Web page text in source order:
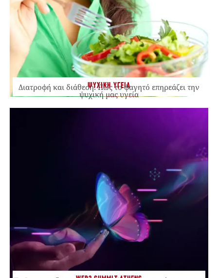
ΨΥΧΙΚΗ ΥΓΕΙΑ
Διατροφή και διάθεση: Πώς το φαγητό επηρεάζει την
ψυχική μας υγεία